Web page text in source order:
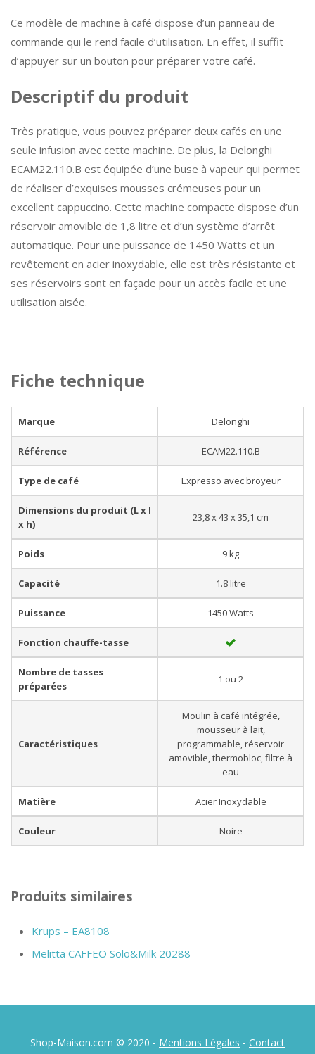
Ce modèle de machine à café dispose d’un panneau de
commande qui le rend facile d’utilisation. En effet, il suffit
d’appuyer sur un bouton pour préparer votre café.
Descriptif du produit
Très pratique, vous pouvez préparer deux cafés en une
seule infusion avec cette machine. De plus, la Delonghi
ECAM22.110.B est équipée d’une buse à vapeur qui permet
de réaliser d’exquises mousses crémeuses pour un
excellent cappuccino. Cette machine compacte dispose d’un
réservoir amovible de 1,8 litre et d’un système d’arrêt
automatique. Pour une puissance de 1450 Watts et un
revêtement en acier inoxydable, elle est très résistante et
ses réservoirs sont en façade pour un accès facile et une
utilisation aisée.
Fiche technique
Marque Delonghi
Référence ECAM22.110.B
Type de café Expresso avec broyeur
Dimensions du produit (L x l
x h)
23,8 x 43 x 35,1 cm
Poids 9 kg
Capacité 1.8 litre
Puissance 1450 Watts
Fonction chauffe-tasse
Nombre de tasses
préparées
1 ou 2
Caractéristiques
Moulin à café intégrée,
mousseur à lait,
programmable, réservoir
amovible, thermobloc, filtre à
eau
Matière Acier Inoxydable
Couleur Noire
Produits similaires
Krups – EA8108
Melitta CAFFEO Solo&Milk 20288
Shop-Maison.com © 2020 - Mentions Légales - Contact